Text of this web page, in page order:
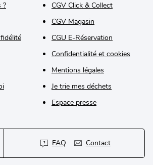
?
CGV Click & Collect
CGV Magasin
CGU E-Réservation
Confidentialité et cookies
Mentions légales
Je trie mes déchets
Espace presse
FAQ Contact